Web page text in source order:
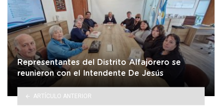
Representantes del Distrito Alfajorero se
reunieron con el Intendente De Jesús
ARTÍCULO ANTERIOR